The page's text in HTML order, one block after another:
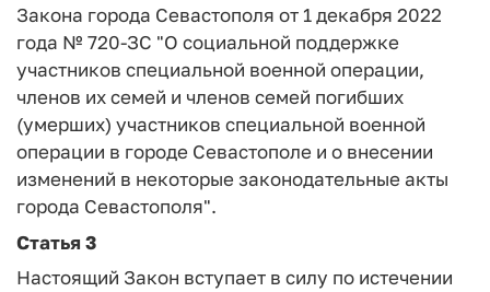
Закона города Севастополя от 1 декабря 2022
года № 720-ЗС "О социальной поддержке
участников специальной военной операции,
членов их семей и членов семей погибших
(умерших) участников специальной военной
операции в городе Севастополе и о внесении
изменений в некоторые законодательные акты
города Севастополя".
Статья 3
Настоящий Закон вступает в силу по истечении